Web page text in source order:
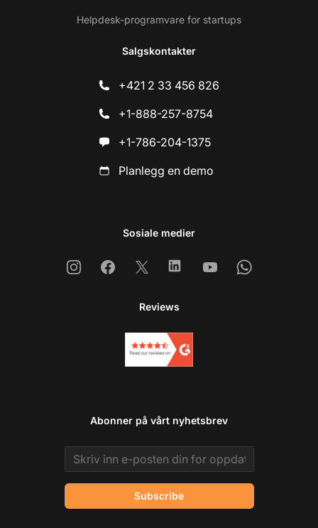
Helpdesk-programvare for startups
Salgskontakter
+421 2 33 456 826
+1-888-257-8754
+1-786-204-1375
Planlegg en demo
Sosiale medier
InstagramFacebook
X LinkedinYoutubeWhatsapp
Reviews
Abonner på vårt nyhetsbrev
Email address
Subscribe